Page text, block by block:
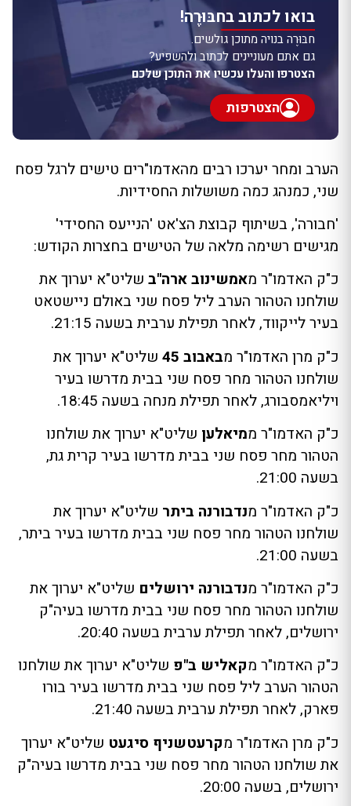
בואו לכתוב בחבּוּרֶה!
חבּוּרֶה בנויה מתוכן גולשים.
גם אתם מעוניינים לכתוב ולהשפיע?
הצטרפו והעלו עכשיו את התוכן שלכם
הצטרפות
הערב ומחר יערכו רבים מהאדמו"רים טישים לרגל פסח
שני, כמנהג כמה משושלות החסידיות.
'חבורה', בשיתוף קבוצת הצ'אט 'הנייעס החסידי'
מגישים רשימה מלאה של הטישים בחצרות הקודש:
כ"ק האדמו"ר מאמשינוב ארה"ב שליט"א יערוך את
שולחנו הטהור הערב ליל פסח שני באולם ניישטאט
בעיר לייקווד, לאחר תפילת ערבית בשעה 21:15.
כ"ק מרן האדמו"ר מבאבוב 45
שליט"א יערוך את
שולחנו הטהור מחר פסח שני בבית מדרשו בעיר
ויליאמסבורג, לאחר תפילת מנחה בשעה 18:45.
כ"ק האדמו"ר ממיאלען שליט"א יערוך את שולחנו
הטהור מחר פסח שני בבית מדרשו בעיר קרית גת,
בשעה 21:00.
כ"ק האדמו"ר מנדבורנה ביתר שליט"א יערוך את
שולחנו הטהור מחר פסח שני בבית מדרשו בעיר ביתר,
בשעה 21:00.
כ"ק האדמו"ר מנדבורנה ירושלים שליט"א יערוך את
שולחנו הטהור מחר פסח שני בבית מדרשו בעיה"ק
ירושלים, לאחר תפילת ערבית בשעה 20:40.
כ"ק האדמו"ר מקאליש ב"פ שליט"א יערוך את שולחנו
הטהור הערב ליל פסח שני בבית מדרשו בעיר בורו
פארק, לאחר תפילת ערבית בשעה 21:40.
כ"ק מרן האדמו"ר מקרעטשניף סיגעט שליט"א יערוך
את שולחנו הטהור מחר פסח שני בבית מדרשו בעיה"ק
ירושלים, בשעה 20:00.